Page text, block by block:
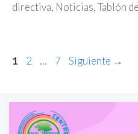
directiva, Noticias,Tablón
Página
1 Página
2 … Página
7 Siguiente →